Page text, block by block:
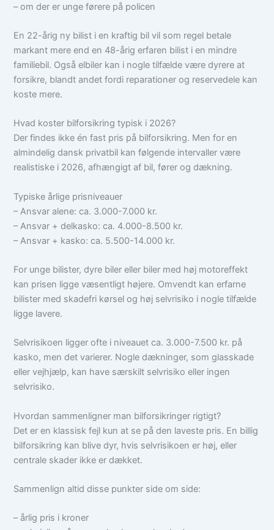
– om der er unge førere på policen
En 22-årig ny bilist i en kraftig bil vil som regel betale
markant mere end en 48-årig erfaren bilist i en mindre
familiebil. Også elbiler kan i nogle tilfælde være dyrere at
forsikre, blandt andet fordi reparationer og reservedele kan
koste mere.
Hvad koster bilforsikring typisk i 2026?
Der findes ikke én fast pris på bilforsikring. Men for en
almindelig dansk privatbil kan følgende intervaller være
realistiske i 2026, afhængigt af bil, fører og dækning.
Typiske årlige prisniveauer
– Ansvar alene: ca. 3.000-7.000 kr.
– Ansvar + delkasko: ca. 4.000-8.500 kr.
– Ansvar + kasko: ca. 5.500-14.000 kr.
For unge bilister, dyre biler eller biler med høj motoreffekt
kan prisen ligge væsentligt højere. Omvendt kan erfarne
bilister med skadefri kørsel og høj selvrisiko i nogle tilfælde
ligge lavere.
Selvrisikoen ligger ofte i niveauet ca. 3.000-7.500 kr. på
kasko, men det varierer. Nogle dækninger, som glasskade
eller vejhjælp, kan have særskilt selvrisiko eller ingen
selvrisiko.
Hvordan sammenligner man bilforsikringer rigtigt?
Det er en klassisk fejl kun at se på den laveste pris. En billig
bilforsikring kan blive dyr, hvis selvrisikoen er høj, eller
centrale skader ikke er dækket.
Sammenlign altid disse punkter side om side:
– årlig pris i kroner